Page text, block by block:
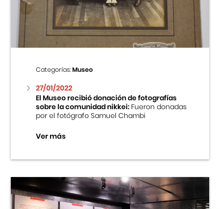
Centro Cultural Peruano Japonés
Museo de la Inmigración Japonesa
Fondo Editorial
Teatro Peruano Japonés
Categorías:Museo
27/01/2022
El Museo recibió donación de fotografías
sobre la comunidad nikkei:Fueron donadas
por el fotógrafo Samuel Chambi
Ver más